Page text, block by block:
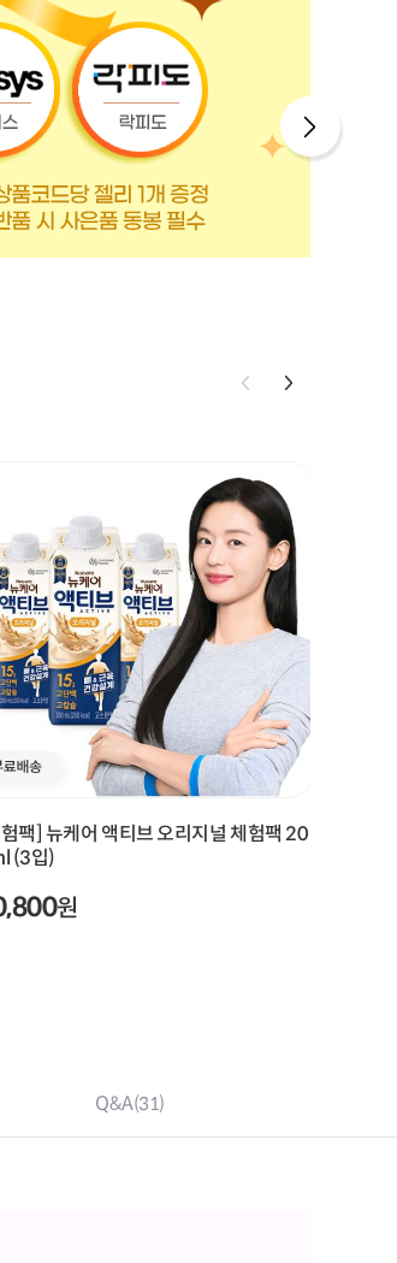
팩] 뉴케어 액티브 오리지널 체험팩 20
(3입)
원
Q&A(31)